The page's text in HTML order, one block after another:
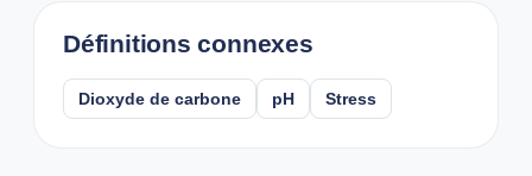
Définitions connexes
Dioxyde de carbone pH Stress